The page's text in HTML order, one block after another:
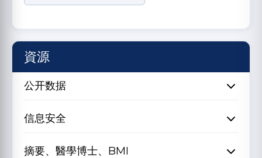
資源
公开数据
信息安全
摘要、醫學博士、BMI